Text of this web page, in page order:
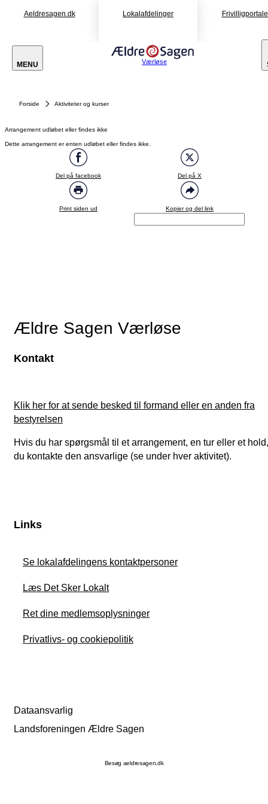
Aeldresagen.dk Lokalafdelinger
MENU Værløse
Forside Aktiviteter og kurser
Arrangement udløbet eller findes ikke
Dette arrangement er enten udløbet eller findes ikke.
Del på facebook Del på X
Print siden ud Kopier og del link
Ældre Sagen Værløse
Kontakt
Klik her for at sende besked til formand eller en anden fra
bestyrelsen
Hvis du har spørgsmål til et arrangement, en tur eller et
du kontakte den ansvarlige (se under hver aktivitet).
Links
Se lokalafdelingens kontaktpersoner
Læs Det Sker Lokalt
Ret dine medlemsoplysninger
Privatlivs- og cookiepolitik
Dataansvarlig
Landsforeningen Ældre Sagen
Besøg aeldresagen.dk